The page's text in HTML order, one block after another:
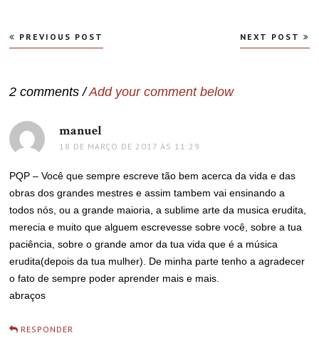
Navegação
de
PREVIOUS POST NEXT POST
2 comments /Add your comment below
manuel
18 DE MARÇO DE 2017 ÀS 11:29
PQP – Você que sempre escreve tão bem acerca da vida e das
obras dos grandes mestres e assim tambem vai ensinando a
todos nós, ou a grande maioria, a sublime arte da musica erudita,
merecia e muito que alguem escrevesse sobre você, sobre a tua
paciência, sobre o grande amor da tua vida que é a música
erudita(depois da tua mulher). De minha parte tenho a agradecer
o fato de sempre poder aprender mais e mais.
abraços
RESPONDER